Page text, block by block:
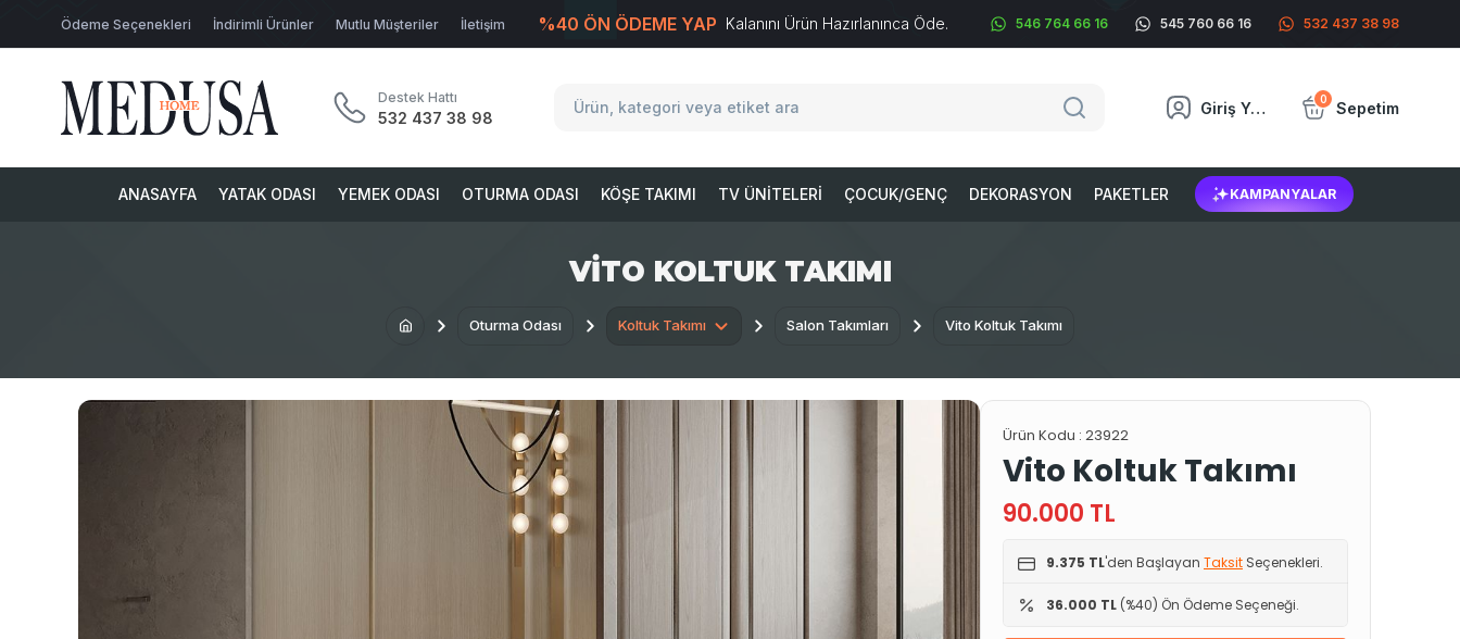
Ödeme Seçenekleri İndirimli Ürünler Mutlu Müşteriler İletişim %40 ÖN ÖDEME YAP Kalanını Ürün Hazırlanınca Öde. 546 764 66 16 545 760 66 16 532 437 38 98
Destek Hattı
532 437 38 98
Giriş Yap 0 Sepetim
ANASAYFA YATAK ODASI YEMEK ODASI OTURMA ODASI KÖŞE TAKIMI TV ÜNITELERI ÇOCUK/GENÇ DEKORASYON PAKETLER KAMPANYALAR
VITO KOLTUK TAKIMI
Oturma Odası Koltuk Takımı Salon Takımları Vito Koltuk Takımı
Ürün Kodu : 23922
Vito Koltuk Takımı
90.000 TL
9.375 TL'den Başlayan Taksit Seçenekleri.
36.000 TL (%40) Ön Ödeme Seçeneği.
T-Soft E-TicaretSistemleriyle Hazırlanmıştır.